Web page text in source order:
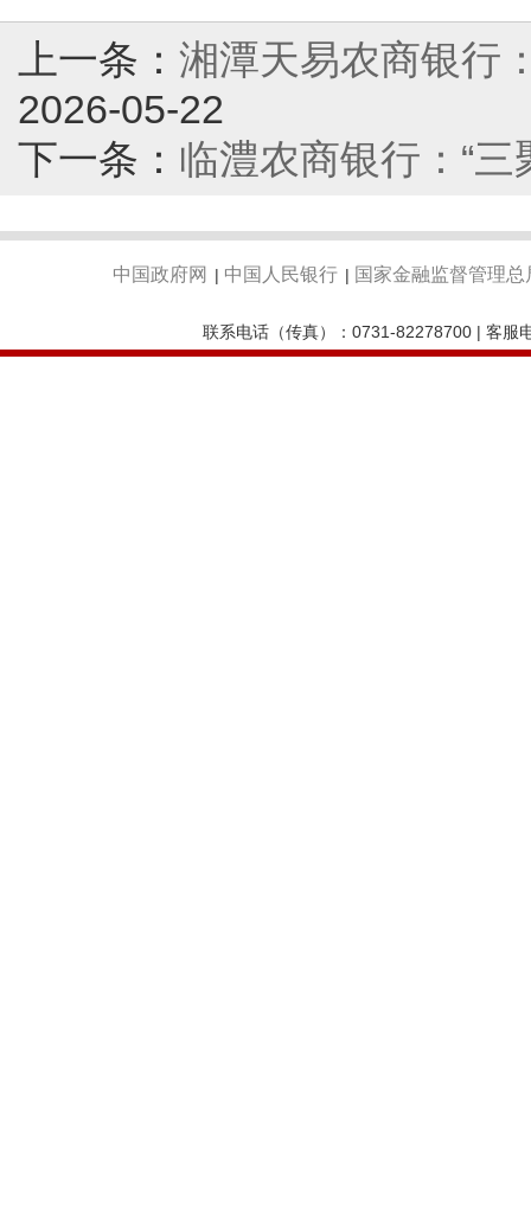
上一条： 湘潭天易农商银行
2026-05-22
下一条： 临澧农商银行：“三
中国政府网 | 中国人民银行 | 国家金融监督管理总
联系电话（传真）：0731-82278700 | 客服